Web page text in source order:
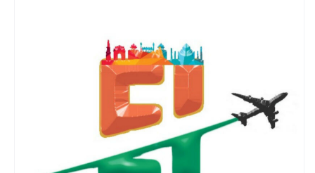
Explore India
Travel Vloggers